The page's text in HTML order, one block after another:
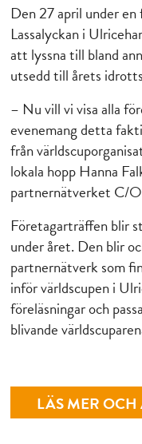
Den 27 april under
Lassalyckan i
att lyssna till bland
utsedd till årets
– Nu vill vi visa alla
evenemang detta
från
lokala hopp Hanna
partnernätverket C/
Företagarträffen blir
under året. Den blir
partnernätverk som
inför världscupen i
föreläsningar och
blivande
LÄS MER